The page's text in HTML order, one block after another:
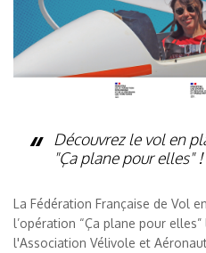
Découvrez le vol en
"Ça plane pour elles" !
La Fédération Française de Vol
l’opération “Ça plane pour
l'Association Vélivole et